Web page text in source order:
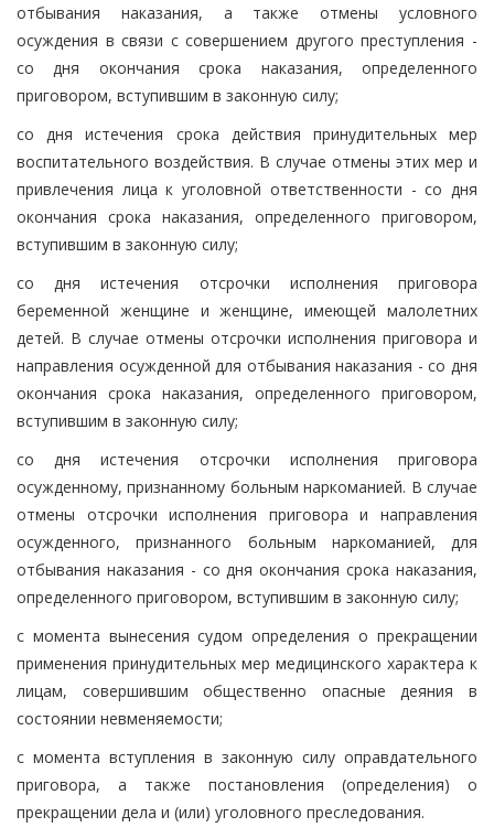
отбывания наказания, а также отмены условного
осуждения в связи с совершением другого преступления -
со дня окончания срока наказания, определенного
приговором, вступившим в законную силу;
со дня истечения срока действия принудительных мер
воспитательного воздействия. В случае отмены этих мер и
привлечения лица к уголовной ответственности - со дня
окончания срока наказания, определенного приговором,
вступившим в законную силу;
со дня истечения отсрочки исполнения приговора
беременной женщине и женщине, имеющей малолетних
детей. В случае отмены отсрочки исполнения приговора и
направления осужденной для отбывания наказания - со дня
окончания срока наказания, определенного приговором,
вступившим в законную силу;
со дня истечения отсрочки исполнения приговора
осужденному, признанному больным наркоманией. В случае
отмены отсрочки исполнения приговора и направления
осужденного, признанного больным наркоманией, для
отбывания наказания - со дня окончания срока наказания,
определенного приговором, вступившим в законную силу;
с момента вынесения судом определения о прекращении
применения принудительных мер медицинского характера к
лицам, совершившим общественно опасные деяния в
состоянии невменяемости;
с момента вступления в законную силу оправдательного
приговора, а также постановления (определения) о
прекращении дела и (или) уголовного преследования.